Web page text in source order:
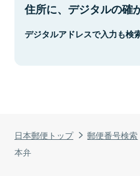
日本郵便トップ 郵便番号検索
本弁
住所に、デジタルの確
デジタルアドレスで入力も検